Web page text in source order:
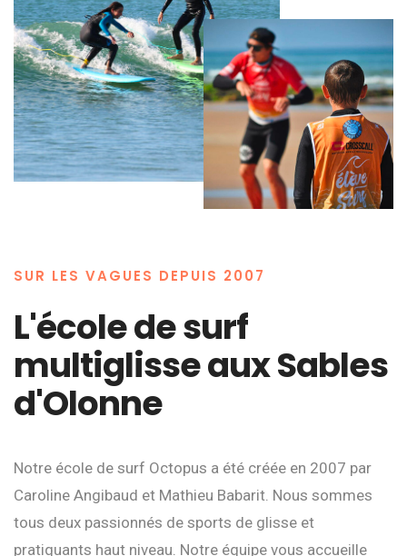
SUR LES VAGUES DEPUIS 2007
L'école de surf
multiglisse aux Sables
d'Olonne
Notre école de surf Octopus a été créée en 2007 par
Caroline Angibaud et Mathieu Babarit. Nous sommes
tous deux passionnés de sports de glisse et
pratiquants haut niveau. Notre équipe vous accueille